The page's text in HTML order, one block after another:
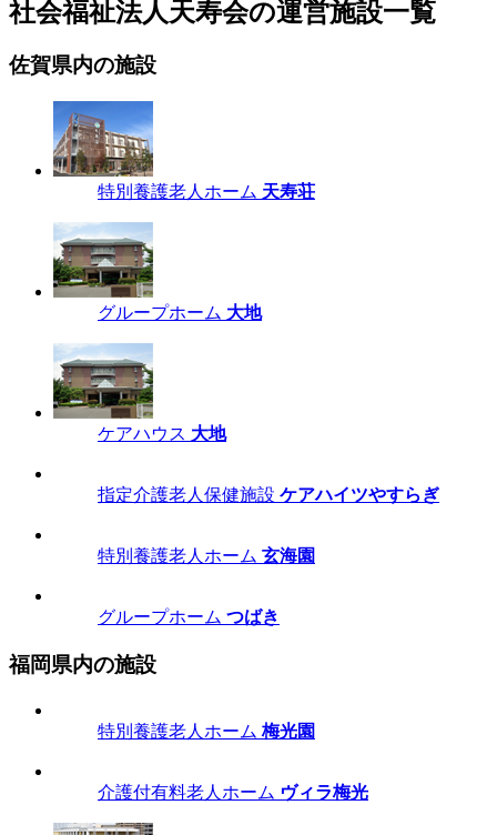
社会福祉法人天寿会の運営施設一覧
佐賀県内の施設
特別養護老人ホーム 天寿荘
グループホーム 大地
ケアハウス 大地
指定介護老人保健施設 ケアハイツやすらぎ
特別養護老人ホーム 玄海園
グループホーム つばき
福岡県内の施設
特別養護老人ホーム 梅光園
介護付有料老人ホーム ヴィラ梅光